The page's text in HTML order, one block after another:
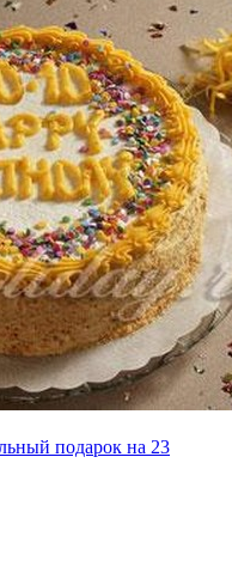
подарок на 23